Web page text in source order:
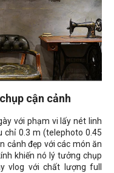
cận cảnh
với phạm vi lấy nét linh
chỉ 0.3 m (telephoto 0.45
cảnh đẹp với các món ăn
khiến nó lý tưởng chụp
vlog với chất lượng full